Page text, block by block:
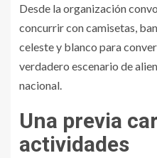
Desde la organización
concurrir con camisetas,
celeste y blanco para
verdadero escenario de
nacional.
Una previa
actividades